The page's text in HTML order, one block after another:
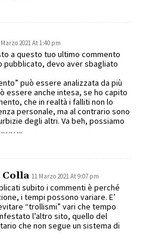
Marzo 2021 At 1:40 pm
a questo tuo ultimo commento
pubblicato, devo aver sbagliato
può essere analizzata da più
essere anche intesa, se ho capito
che in realtà i falliti non lo
personale, ma al contrario sono
degli altri. Va beh, possiamo
Colla 11 Marzo 2021 At 9:07 pm
subito i commenti è perché
i tempi possono variare. E’
“trollismi” vari che tempo
l’altro sito, quello del
che non segue un sistema di